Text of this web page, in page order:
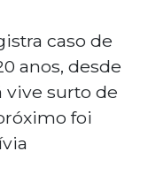
caso de
anos, desde
vive surto de
foi